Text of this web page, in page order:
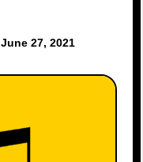
June 27, 2021